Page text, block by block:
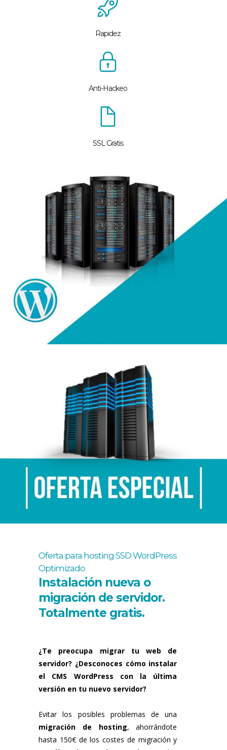
Rapidez
Anti-Hackeo
SSL Gratis
Oferta para hosting SSD WordPress
Optimizado
Instalación nueva o
migración de servidor.
Totalmente gratis.
¿Te preocupa migrar tu web de
servidor? ¿Desconoces cómo instalar
el CMS WordPress con la última
versión en tu nuevo servidor?
Evitar los posibles problemas de una
migración de hosting, ahorrándote
hasta 150€ de los costes de migración y